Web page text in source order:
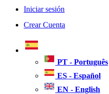
Iniciar sesión
Crear Cuenta
PT - Português
ES - Español
EN - English